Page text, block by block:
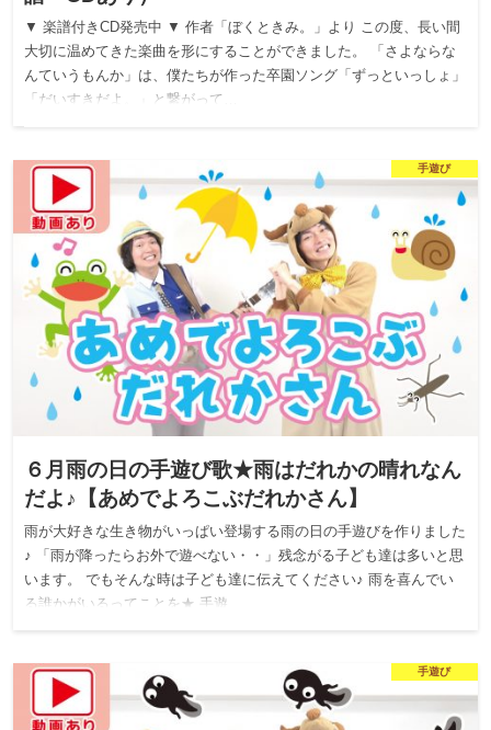
▼ 楽譜付きCD発売中 ▼ 作者「ぼくときみ。」より この度、長い間
大切に温めてきた楽曲を形にすることができました。 「さよならな
んていうもんか」は、僕たちが作った卒園ソング「ずっといっしょ」
「だいすきだよ。」と繋がって…
手遊び
６月雨の日の手遊び歌★雨はだれかの晴れなん
だよ♪【あめでよろこぶだれかさん】
雨が大好きな生き物がいっぱい登場する雨の日の手遊びを作りました
♪ 「雨が降ったらお外で遊べない・・」残念がる子ども達は多いと思
います。 でもそんな時は子ども達に伝えてください♪ 雨を喜んでい
る誰かがいるってことを★ 手遊…
手遊び